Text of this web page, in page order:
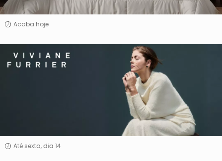
Altenburg
Acaba hoje
Viviane
Furrier
Até sexta, dia 14